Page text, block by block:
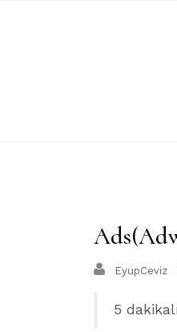
EyupCeviz
5